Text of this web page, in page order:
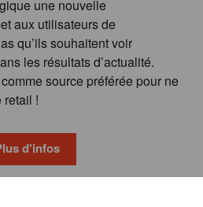
une nouvelle
aux utilisateurs de
qu’ils souhaitent voir
les résultats d’actualité.
source préférée pour ne
retail !
d'infos
GROUP
FAQ
GÉNÉRALES
& COOKIE POLICY